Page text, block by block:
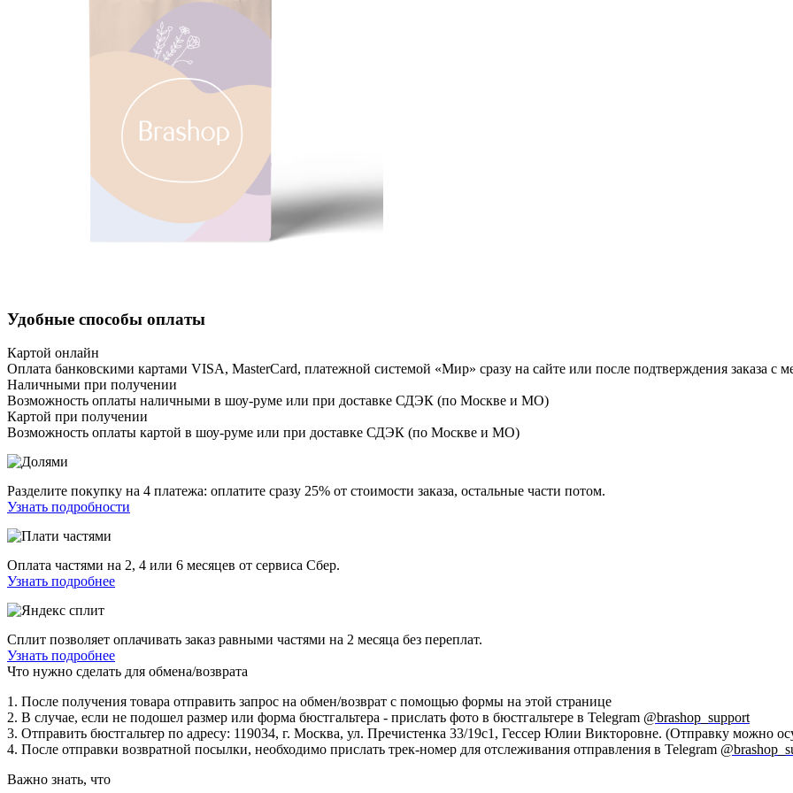
Удобные способы оплаты
Картой онлайн
Оплата банковскими картами VISA, MasterCard, платежной системой «Мир» сразу на сайте или после подтверждения заказа с
Наличными при получении
Возможность оплаты наличными в шоу-руме или при доставке СДЭК (по Москве и МО)
Картой при получении
Возможность оплаты картой в шоу-руме или при доставке СДЭК (по Москве и МО)
Разделите покупку на 4 платежа: оплатите сразу 25% от стоимости заказа, остальные части потом.
Узнать подробности
Оплата частями на 2, 4 или 6 месяцев от сервиса Сбер.
Узнать подробнее
Сплит позволяет оплачивать заказ равными частями на 2 месяца без переплат.
Узнать подробнее
Что нужно сделать для обмена/возврата
1. После получения товара отправить запрос на обмен/возврат с помощью формы на этой странице
2. В случае, если не подошел размер или форма бюстгальтера - прислать фото в бюстгальтере в Telegram @brashop_support
3. Отправить бюстгальтер по адресу: 119034, г. Москва, ул. Пречистенка 33/19с1, Гессер Юлии Викторовне. (Отправку можно
4. После отправки возвратной посылки, необходимо прислать трек-номер для отслеживания отправления в Telegram
Важно знать, что